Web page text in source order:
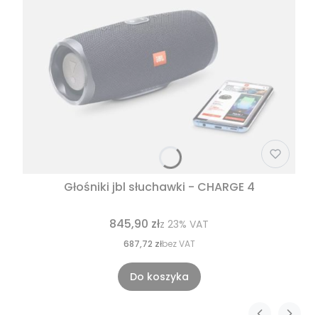
Głośniki jbl słuchawki - CHARGE 4
845,90 złz 23% VAT
687,72 złbez VAT
Do koszyka